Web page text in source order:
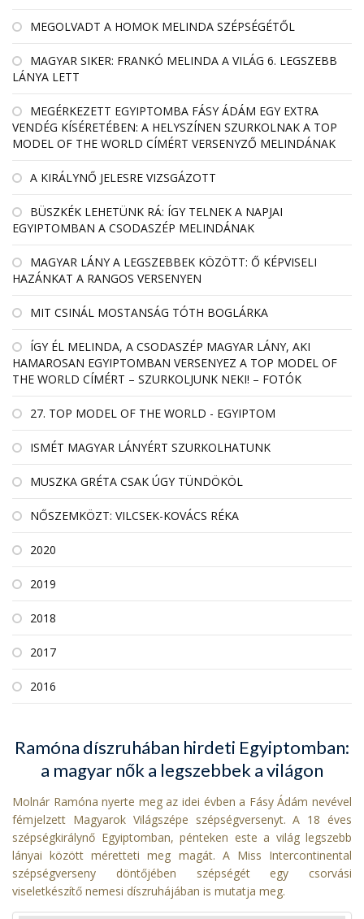
MEGOLVADT A HOMOK MELINDA SZÉPSÉGÉTŐL
MAGYAR SIKER: FRANKÓ MELINDA A VILÁG 6. LEGSZEBB
LÁNYA LETT
MEGÉRKEZETT EGYIPTOMBA FÁSY ÁDÁM EGY EXTRA
VENDÉG KÍSÉRETÉBEN: A HELYSZÍNEN SZURKOLNAK A TOP
MODEL OF THE WORLD CÍMÉRT VERSENYZŐ MELINDÁNAK
A KIRÁLYNŐ JELESRE VIZSGÁZOTT
BÜSZKÉK LEHETÜNK RÁ: ÍGY TELNEK A NAPJAI
EGYIPTOMBAN A CSODASZÉP MELINDÁNAK
MAGYAR LÁNY A LEGSZEBBEK KÖZÖTT: Ő KÉPVISELI
HAZÁNKAT A RANGOS VERSENYEN
MIT CSINÁL MOSTANSÁG TÓTH BOGLÁRKA
ÍGY ÉL MELINDA, A CSODASZÉP MAGYAR LÁNY, AKI
HAMAROSAN EGYIPTOMBAN VERSENYEZ A TOP MODEL OF
THE WORLD CÍMÉRT – SZURKOLJUNK NEKI! – FOTÓK
27. TOP MODEL OF THE WORLD - EGYIPTOM
ISMÉT MAGYAR LÁNYÉRT SZURKOLHATUNK
MUSZKA GRÉTA CSAK ÚGY TÜNDÖKÖL
NŐSZEMKÖZT: VILCSEK-KOVÁCS RÉKA
2020
2019
2018
2017
2016
Ramóna díszruhában hirdeti Egyiptomban:
a magyar nők a legszebbek a világon
Molnár Ramóna nyerte meg az idei évben a Fásy Ádám nevével
fémjelzett Magyarok Világszépe szépségversenyt. A 18 éves
szépségkirálynő Egyiptomban, pénteken este a világ legszebb
lányai között méretteti meg magát. A Miss Intercontinental
szépségverseny döntőjében szépségét egy csorvási
viseletkészítő nemesi díszruhájában is mutatja meg.